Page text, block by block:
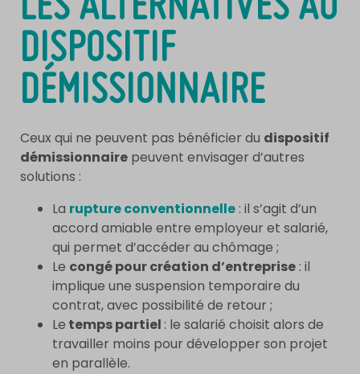
LES ALTERNATIVES AU
DISPOSITIF
DÉMISSIONNAIRE
Ceux qui ne peuvent pas bénéficier du dispositif
démissionnaire peuvent envisager d’autres
solutions :
La rupture conventionnelle : il s’agit d’un
accord amiable entre employeur et salarié,
qui permet d’accéder au chômage ;
Le congé pour création d’entreprise : il
implique une suspension temporaire du
contrat, avec possibilité de retour ;
Le temps partiel : le salarié choisit alors de
travailler moins pour développer son projet
en parallèle.